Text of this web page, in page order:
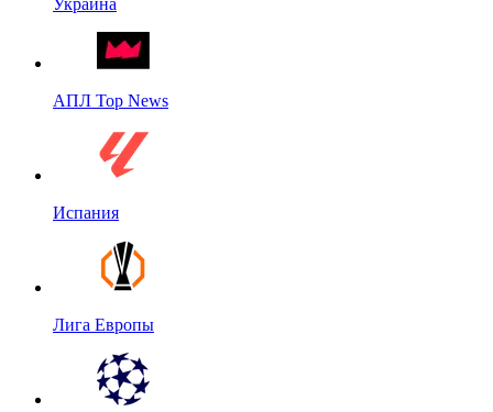
Украина
АПЛ Top News
Испания
Лига Европы